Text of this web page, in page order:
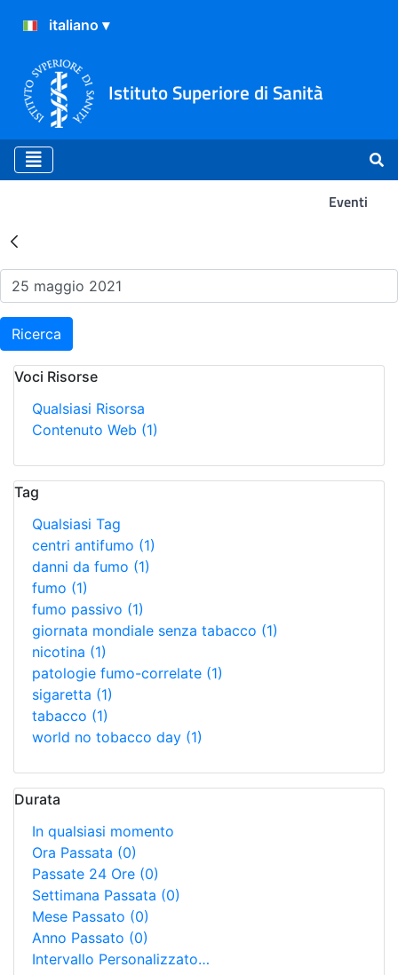
Istituto Superiore di Sanità
Eventi
Risultati della Ricerca -
Ricerca
Voci Risorse
Qualsiasi Risorsa
Contenuto Web (1)
Tag
Qualsiasi Tag
centri antifumo (1)
danni da fumo (1)
fumo (1)
fumo passivo (1)
giornata mondiale senza tabacco (1)
nicotina (1)
patologie fumo-correlate (1)
sigaretta (1)
tabacco (1)
world no tobacco day (1)
Durata
In qualsiasi momento
Ora Passata (0)
Passate 24 Ore (0)
Settimana Passata (0)
Mese Passato (0)
Anno Passato (0)
Intervallo Personalizzato…